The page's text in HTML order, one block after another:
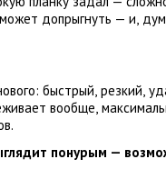
допрыгнуть — и,
быстрый, резкий,
вообще,
понурым —